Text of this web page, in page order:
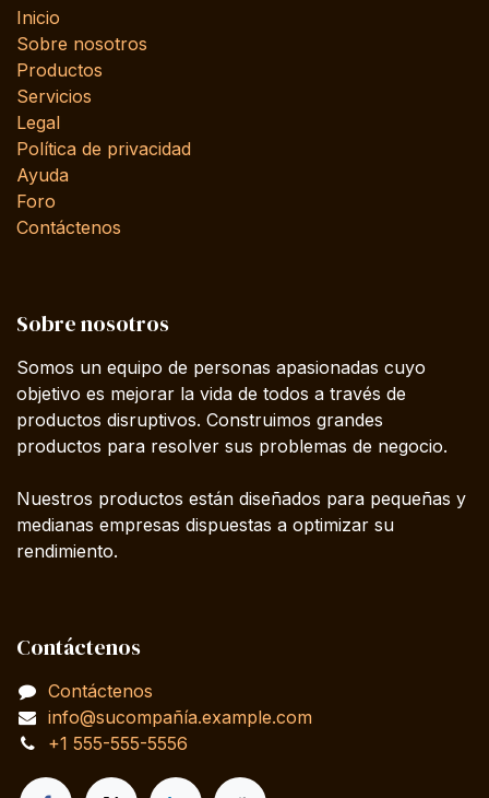
Inicio
Sobre nosotros
Productos
Servicios
Legal
Política de privacidad
Ayuda
Foro
Contáctenos
Sobre nosotros
Somos un equipo de personas apasionadas cuyo
objetivo es mejorar la vida de todos a través de
productos disruptivos. Construimos grandes
productos para resolver sus problemas de negocio.
Nuestros productos están diseñados para pequeñas y
medianas empresas dispuestas a optimizar su
rendimiento.
Contáctenos
Contáctenos
info@sucompañía.example.com
+1 555-555-5556